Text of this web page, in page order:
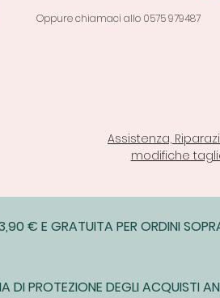
Oppure chiamaci allo 0575 979487
Assistenza,
modifiche
€ E GRATUITA PER ORDINI
DI PROTEZIONE DEGLI ACQUISTI